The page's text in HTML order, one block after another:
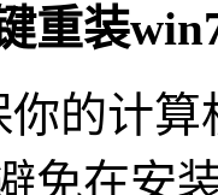
重装
你的计
免在安